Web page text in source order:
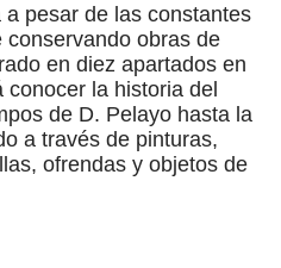
pesar de las constantes
conservando obras de
en diez apartados en
conocer la historia del
de D. Pelayo hasta la
a través de pinturas,
ofrendas y objetos de